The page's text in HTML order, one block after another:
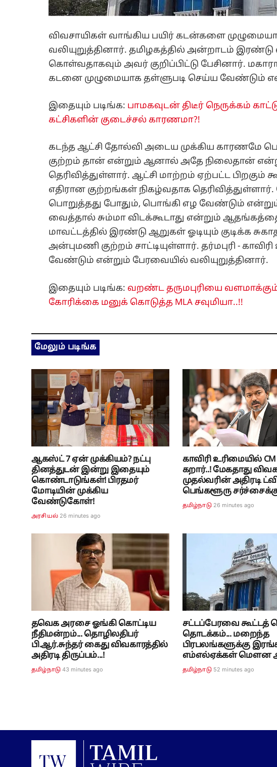
விவசாயிகள் வாங்கிய பயிர் கடன்களை
வலியுறுத்தினார். தமிழகத்தில் அன்றாடம்
கொள்வதாகவும் அவர் குறிப்பிட்டு பேசினார்.
கடனை முழுமையாக தள்ளுபடி செய்ய வேண்டும்
இதையும் படிங்க: பாமகவுடன் திடீர் நெருக்கம்
கட்சிகளின் குடைச்சல் காரணமா?!
கடந்த ஆட்சி தோல்வி அடைய முக்கிய காரணமே
குற்றம் தான் என்றும் ஆனால் அதே நிலைதான்
தெரிவித்துள்ளார். ஆட்சி மாற்றம் ஏற்பட்ட
எதிரான குற்றங்கள் நிகழ்வதாக
பொறுத்தது போதும், பொங்கி எழ வேண்டும்
வைத்தால் சும்மா விடக்கூடாது என்றும் ஆதங்கத்தை
மாவட்டத்தில் இரண்டு ஆறுகள் ஓடியும் குடிக்க
அன்புமணி குற்றம் சாட்டியுள்ளார். தர்மபுரி -
வேண்டும் என்றும் பேரவையில் வலியுறுத்தினார்.
இதையும் படிங்க: வறண்ட தருமபுரியை
கோரிக்கை மனுக் கொடுத்த MLA சவுமியா..!!
மேலும் படிங்க
ஆகஸ்ட் 7 ஏன் முக்கியம்? நட்பு
தினத்துடன் இன்று இதையும்
கொண்டாடுங்கள்! பிரதமர்
மோடியின் முக்கிய
வேண்டுகோள்!
அரசியல் 26 minutes ago
காவிரி உரிமையில்
கறார்..! மேகதாது
முதல்வரின் அதிரடி
பெங்களூரு சர்ச்சைக்கு
தமிழ்நாடு 26 minutes ago
தவெக அரசை ஓங்கி கொட்டிய
நீதிமன்றம்... தொழிலதிபர்
பி.ஆர்.சுந்தர் கைது விவகாரத்தில்
அதிரடி திருப்பம்...!
தமிழ்நாடு 43 minutes ago
சட்டப்பேரவை கூட்டத்
தொடக்கம்... மறைந்த
பிரபலங்களுக்கு
எம்எல்ஏக்கள் மௌன
தமிழ்நாடு 52 minutes ago